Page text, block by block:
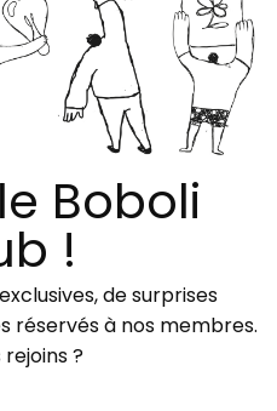
Boboli
!
de surprises
réservés à nos membres.
rejoins ?